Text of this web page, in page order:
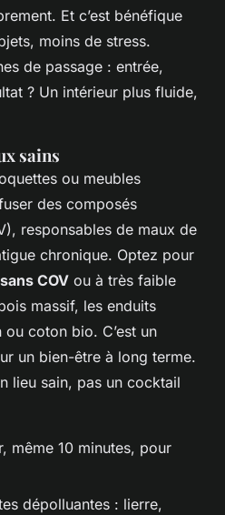
Et c’est bénéfique
moins de stress.
de passage : entrée,
? Un intérieur plus fluide,
sains
ou meubles
des composés
responsables de maux de
chronique. Optez pour
COV ou à très faible
massif, les enduits
coton bio. C’est un
un bien-être à long terme.
lieu sain, pas un cocktail
même 10 minutes, pour
dépolluantes : lierre,